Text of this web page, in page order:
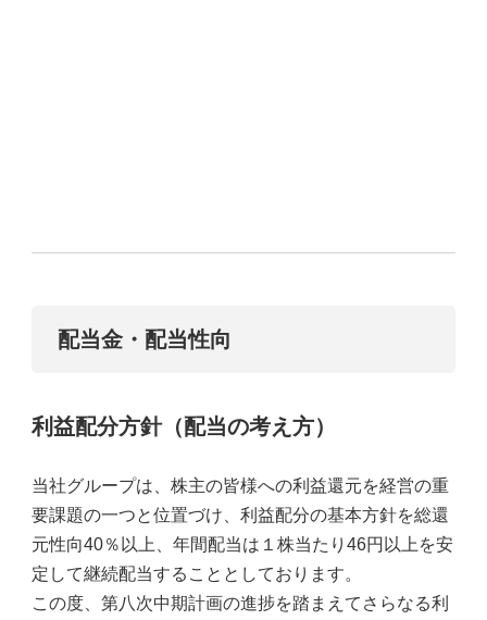
配当金・配当性向
利益配分方針（配当の考え方）
当社グループは、株主の皆様への利益還元を経営の重
要課題の一つと位置づけ、利益配分の基本方針を総還
元性向40％以上、年間配当は１株当たり46円以上を安
定して継続配当することとしております。
この度、第八次中期計画の進捗を踏まえてさらなる利